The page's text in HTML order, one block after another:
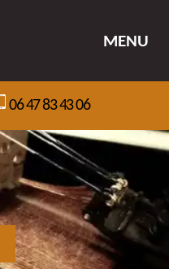
MENU
06 47 83 43 06